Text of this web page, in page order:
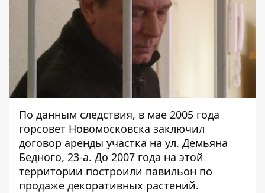
По данным следствия, в мае 2005 года
горсовет Новомосковска заключил
договор аренды участка на ул. Демьяна
Бедного, 23-а. До 2007 года на этой
территории построили павильон по
продаже декоративных растений.